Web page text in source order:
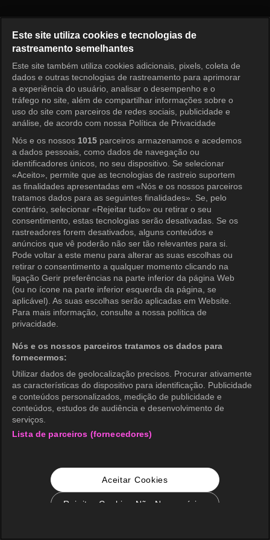
Entrar
Este site utiliza cookies e tecnologias de
rastreamento semelhantes
Este site também utiliza cookies adicionais, pixels, coleta de
dados e outras tecnologias de rastreamento para aprimorar
a experiência do usuário, analisar o desempenho e o
tráfego no site, além de compartilhar informações sobre o
uso do site com parceiros de redes sociais, publicidade e
análise, de acordo com nossa Política de Privacidade
Nós e os nossos 1015 parceiros armazenamos e acedemos
a dados pessoais, como dados de navegação ou
identificadores únicos, no seu dispositivo. Se selecionar
«Aceito», permite que as tecnologias de rastreio suportem
as finalidades apresentadas em «Nós e os nossos parceiros
tratamos dados para as seguintes finalidades». Se, pelo
contrário, selecionar «Rejeitar tudo» ou retirar o seu
consentimento, estas tecnologias serão desativadas. Se os
rastreadores forem desativados, alguns conteúdos e
anúncios que vê poderão não ser tão relevantes para si.
Pode voltar a este menu para alterar as suas escolhas ou
retirar o consentimento a qualquer momento clicando na
ligação Gerir preferências na parte inferior da página Web
(ou no ícone na parte inferior esquerda da página, se
aplicável). As suas escolhas serão aplicadas em Website.
Para mais informação, consulte a nossa política de
privacidade.
Nós e os nossos parceiros tratamos os dados para
fornecermos:
Utilizar dados de geolocalização precisos. Procurar ativamente
as características do dispositivo para identificação. Publicidade
e conteúdos personalizados, medição de publicidade e
conteúdos, estudos de audiência e desenvolvimento de
serviços.
Lista de parceiros (fornecedores)
Aceitar Cookies
Rejeitar Cookies Não Necessários